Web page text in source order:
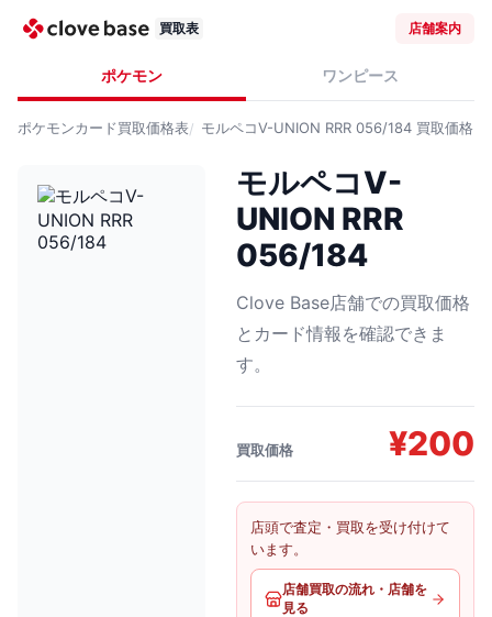
買取表 店舗案内
ポケモン ワンピース
ポケモンカード買取価格表 モルペコV-UNION RRR 056/184 買取価格
モルペコV-
UNION RRR
056/184
Clove Base店舗での買取価格
とカード情報を確認できま
す。
買取価格 ¥200
店頭で査定・買取を受け付けて
います。
店舗買取の流れ・店舗を
見る